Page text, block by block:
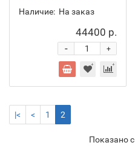
Наличие: На заказ
44400 р.
+
-
|< < 1 2
Показано